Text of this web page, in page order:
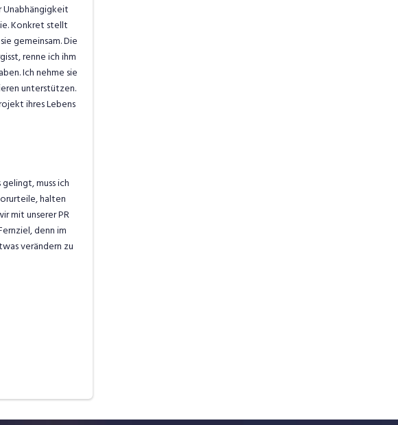
Unabhängigkeit
Konkret stellt
gemeinsam. Die
renne ich ihm
Ich nehme sie
unterstützen.
ihres Lebens
muss ich
halten
mit unserer PR
denn im
verändern zu